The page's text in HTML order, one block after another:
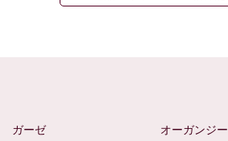
ガーゼ
オーガンジー